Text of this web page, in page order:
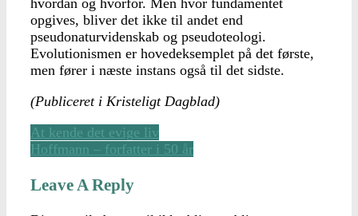
hvordan og hvorfor. Men hvor funda­mentet
opgives, bliver det ikke til andet end
pseudonaturvidenskab og pseudoteologi.
Evolutionismen er hovedeksemplet på det første,
men fører i næste instans og­så til det sidste.
(Publiceret i Kristeligt Dagblad)
At kende det evige liv
Hoffmann – forfatter i 50 år
Leave A Reply